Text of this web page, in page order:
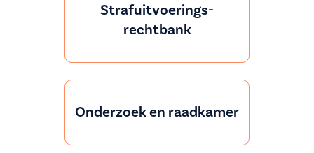
Strafuitvoerings-
rechtbank
Onderzoek en raadkamer